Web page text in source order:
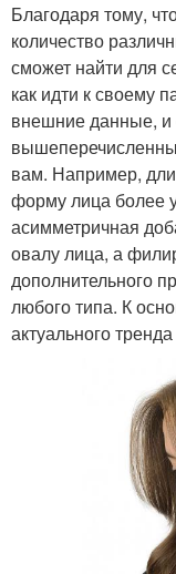
Благодаря тому,
количество
сможет найти для
как идти к своему
внешние данные, и
вам. Например,
форму лица более
асимметричная
овалу лица, а
дополнительного
любого типа. К
актуального